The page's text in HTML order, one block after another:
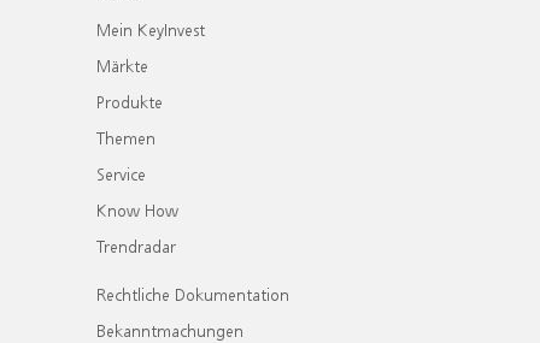
Mein KeyInvest
Märkte
Produkte
Themen
Service
Know How
Trendradar
Rechtliche Dokumentation
Bekanntmachungen